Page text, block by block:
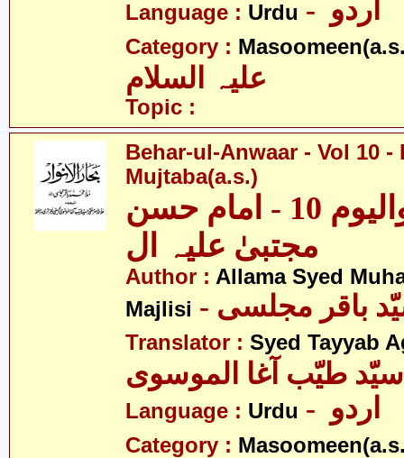
Language : Urdu
Category :
Topic :
Behar-ul-Anwaar - Vol 10 -
Mujtaba(a.s.)
بحار الانوار - والیوم 10 - امام حسن
مجتبیٰ علیہ ال
Author : Allama Syed
Majlisi
Translator : Syed Tayyab
سیّد طیّب آغا الموسوی
Language : Urdu
Category :